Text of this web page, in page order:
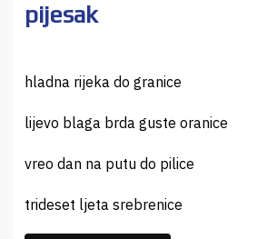
pijesak
hladna rijeka do granice
lijevo blaga brda guste oranice
vreo dan na putu do pilice
trideset ljeta srebrenice